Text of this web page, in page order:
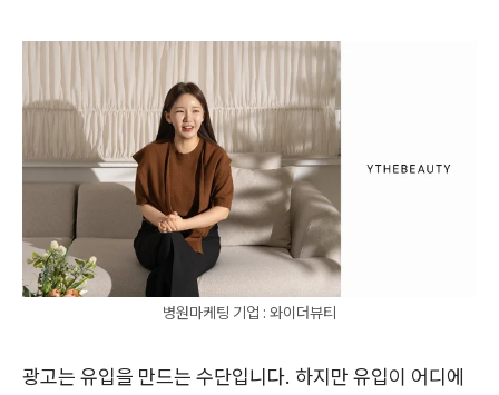
병원마케팅 기업 : 와이더뷰티
광고는 유입을 만드는 수단입니다. 하지만 유입이 어디에